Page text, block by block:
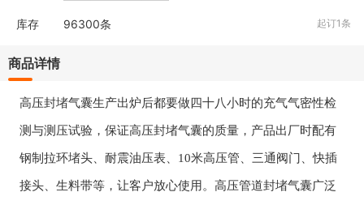
库存 96300条 起订1条
商品详情
高压封堵气囊生产出炉后都要做 四十八小时的充气气密性检
测与测压试验 ， 保证高压封堵气囊的质量，产品出厂时配有
钢制拉环堵头、 耐震油压表、 10米高压管、 三通阀门、快插
接头、生料带等 ，让客户放心使用。 高压管道封堵气囊广泛